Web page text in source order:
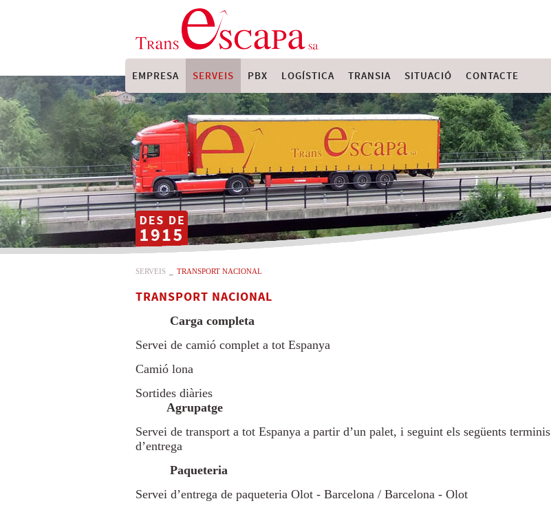
EMPRESA SERVEIS PBX LOGÍSTICA TRANSIA SITUACIÓ CONTACTE
SERVEIS TRANSPORT NACIONAL
TRANSPORT NACIONAL
Carga completa
Servei de camió complet a tot Espanya
Camió lona
Sortides diàries
Agrupatge
Servei de transport a tot Espanya a partir d’un palet, i seguint els següents terminis
d’entrega
Paqueteria
Servei d’entrega de paqueteria Olot - Barcelona / Barcelona - Olot